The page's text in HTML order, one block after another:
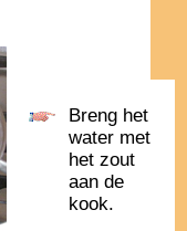
Breng het
water met
het zout
aan de
kook.